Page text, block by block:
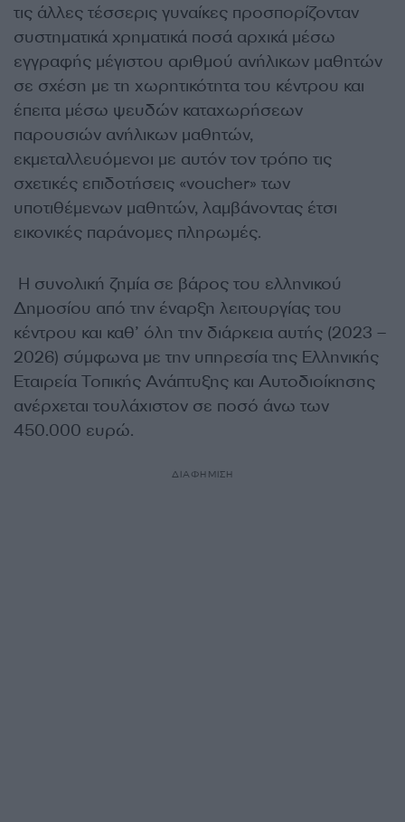
τις άλλες τέσσερις γυναίκες προσπορίζονταν
συστηματικά χρηματικά ποσά αρχικά μέσω
εγγραφής μέγιστου αριθμού ανήλικων μαθητών
σε σχέση με τη χωρητικότητα του κέντρου και
έπειτα μέσω ψευδών καταχωρήσεων
παρουσιών ανήλικων μαθητών,
εκμεταλλευόμενοι με αυτόν τον τρόπο τις
σχετικές επιδοτήσεις «voucher» των
υποτιθέμενων μαθητών, λαμβάνοντας έτσι
εικονικές παράνομες πληρωμές.
Η συνολική ζημία σε βάρος του ελληνικού
Δημοσίου από την έναρξη λειτουργίας του
κέντρου και καθ’ όλη την διάρκεια αυτής (2023 –
2026) σύμφωνα με την υπηρεσία της Ελληνικής
Εταιρεία Τοπικής Ανάπτυξης και Αυτοδιοίκησης
ανέρχεται τουλάχιστον σε ποσό άνω των
450.000 ευρώ.
ΔΙΑΦΗΜΙΣΗ